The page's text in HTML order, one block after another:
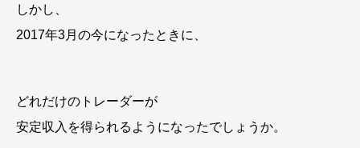
しかし、
2017年3月の今になったときに、
どれだけのトレーダーが
安定収入を得られるようになったでしょうか。